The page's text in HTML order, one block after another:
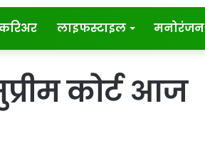
लाइफस्टाइल मनोरंजन
कोर्ट आज